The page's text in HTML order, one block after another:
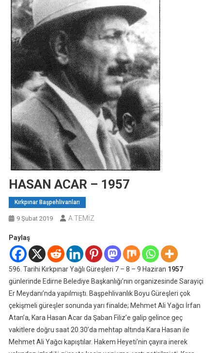
HASAN ACAR – 1957
Kırkpınar Başpehlivanları
9 Şubat 2019 A.TEMİZ
Paylaş
596. Tarihi Kırkpınar Yağlı Güreşleri 7 – 8 – 9 Haziran 1957
günlerinde Edirne Belediye Başkanlığı’nın organizesinde Sarayiçi
Er Meydanı’nda yapılmıştı. Başpehlivanlık Boyu Güreşleri çok
çekişmeli güreşler sonunda yarı finalde; Mehmet Ali Yağcı İrfan
Atan’a, Kara Hasan Acar da Şaban Filiz’e galip gelince geç
vakitlere doğru saat 20.30’da mehtap altında Kara Hasan ile
Mehmet Ali Yağcı kapıştılar. Hakem Heyeti’nin çayıra inerek